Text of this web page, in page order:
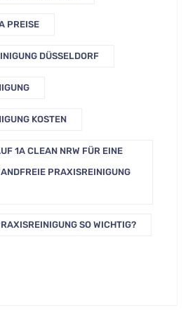
PREISE
DÜSSELDORF
KOSTEN
1A CLEAN NRW FÜR EINE
PRAXISREINIGUNG
SO WICHTIG?